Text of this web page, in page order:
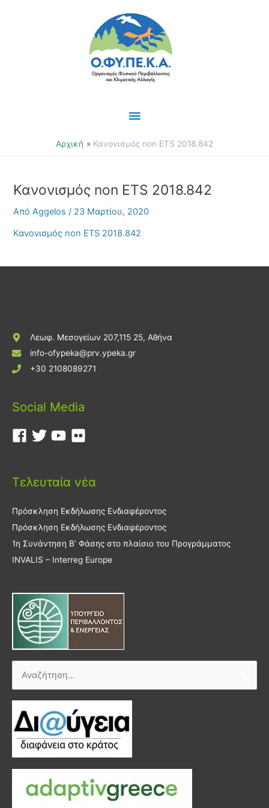
Κύριο
Μενού
Αρχική Κανονισμός non ETS 2018.842
Κανονισμός non ETS 2018.842
ΑπόAggelos/ 23 Μαρτίου, 2020
Κανονισμός non ETS 2018.842
Λεωφ. Μεσογείων 207,115 25, Αθήνα
info-ofypeka@prv.ypeka.gr
+30 2108089271
Social Media
Τελευταία νέα
Πρόσκληση Εκδήλωσης Ενδιαφέροντος
Πρόσκληση Εκδήλωσης Ενδιαφέροντος
1η Συνάντηση Β’ Φάσης στο πλαίσιο του Προγράμματος
INVALIS – Interreg Europe
Αναζήτηση